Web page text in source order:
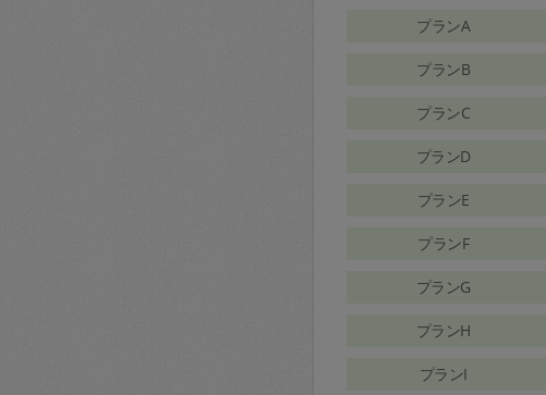
プランA
プランB
プランC
プランD
プランE
プランF
プランG
プランH
プランI